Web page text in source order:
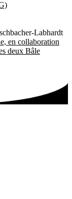
Labhardt
en collaboration
deux Bâle